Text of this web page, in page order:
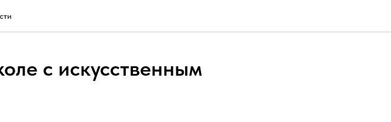
с искусственным